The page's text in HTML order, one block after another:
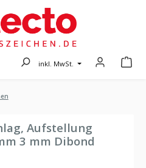
inkl. MwSt.
Aufstellung
3 mm Dibond